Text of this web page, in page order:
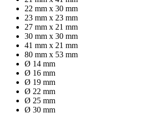
22 mm x 30 mm
23 mm x 23 mm
27 mm x 21 mm
30 mm x 30 mm
41 mm x 21 mm
80 mm x 53 mm
Ø 14 mm
Ø 16 mm
Ø 19 mm
Ø 22 mm
Ø 25 mm
Ø 30 mm